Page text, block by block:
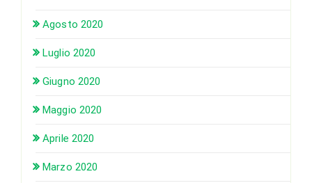
Agosto 2020
Luglio 2020
Giugno 2020
Maggio 2020
Aprile 2020
Marzo 2020